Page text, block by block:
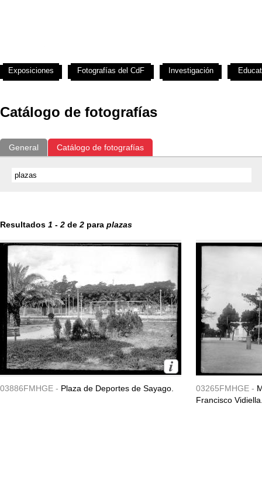
Catálogo de fotografías
General Catálogo de fotografías
Resultados 1 - 2 de 2 para plazas
03886FMHGE - Plaza de Deportes de Sayago. 03265FMHGE -
Francisco
Exposiciones Fotografías del CdF Investigación